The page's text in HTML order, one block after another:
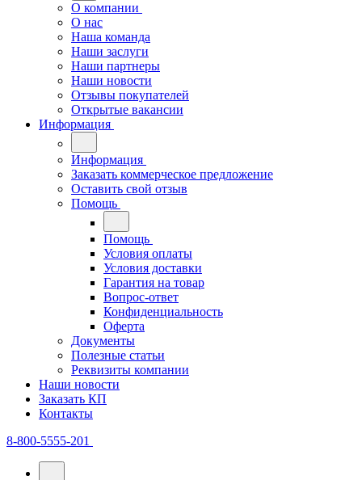
О компании
О нас
Наша команда
Наши заслуги
Наши партнеры
Наши новости
Отзывы покупателей
Открытые вакансии
Информация
Информация
Заказать коммерческое предложение
Оставить свой отзыв
Помощь
Помощь
Условия оплаты
Условия доставки
Гарантия на товар
Вопрос-ответ
Конфиденциальность
Оферта
Документы
Полезные статьи
Реквизиты компании
Наши новости
Заказать КП
Контакты
8-800-5555-201